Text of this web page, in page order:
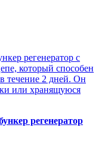
регенератор с
который способен
течение 2 дней. Он
или хранящуюся
регенератор